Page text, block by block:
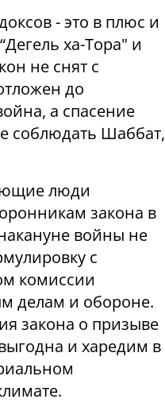
- это в плюс и
ха-Тора" и
не снят с
до
а спасение
соблюдать Шаббат,
люди
закона в
войны не
с
комиссии
делам и обороне.
закона о призыве
и харедим в